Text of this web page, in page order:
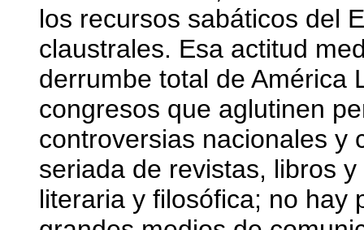
los recursos sabáticos del
claustrales. Esa actitud
derrumbe total de América
congresos que aglutinen
controversias nacionales y
seriada de revistas, libros
literaria y filosófica; no hay